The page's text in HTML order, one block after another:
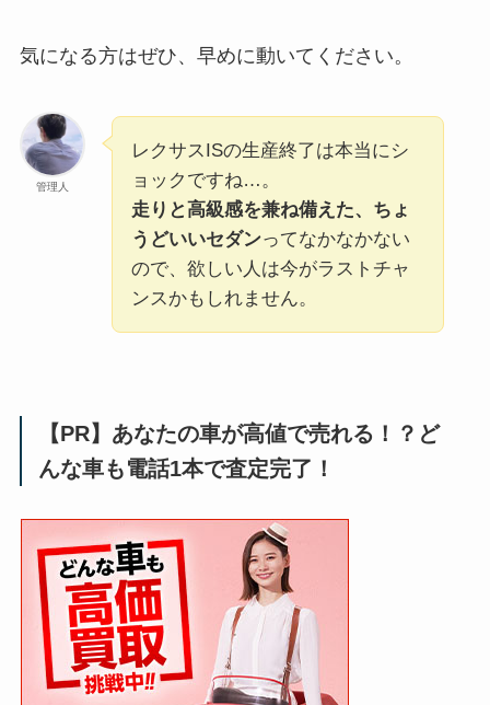
気になる方はぜひ、早めに動いてください。
管理人
レクサスISの生産終了は本当にシ
ョックですね…。
走りと高級感を兼ね備えた、ちょ
うどいいセダンってなかなかない
ので、欲しい人は今がラストチャ
ンスかもしれません。
【PR】あなたの車が高値で売れる！？ど
んな車も電話1本で査定完了！